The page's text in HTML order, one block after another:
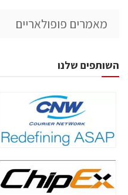
מאמרים פופולאריים
השותפים שלנו